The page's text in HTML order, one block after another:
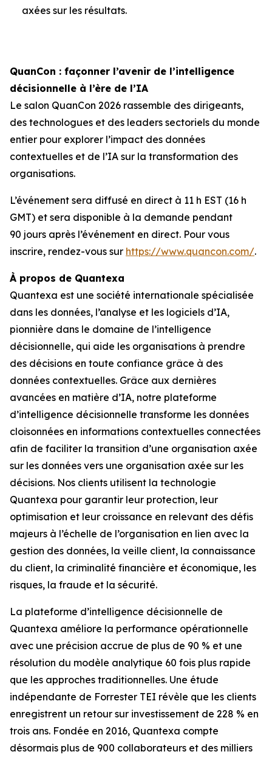
axées sur les résultats.
QuanCon : façonner l’avenir de l’intelligence
décisionnelle à l’ère de l’IA
Le salon QuanCon 2026 rassemble des dirigeants,
des technologues et des leaders sectoriels du monde
entier pour explorer l’impact des données
contextuelles et de l’IA sur la transformation des
organisations.
L’événement sera diffusé en direct à 11 h EST (16 h
GMT) et sera disponible à la demande pendant
90 jours après l’événement en direct. Pour vous
inscrire, rendez-vous sur https://www.quancon.com/.
À propos de Quantexa
Quantexa est une société internationale spécialisée
dans les données, l’analyse et les logiciels d’IA,
pionnière dans le domaine de l’intelligence
décisionnelle, qui aide les organisations à prendre
des décisions en toute confiance grâce à des
données contextuelles. Grâce aux dernières
avancées en matière d’IA, notre plateforme
d’intelligence décisionnelle transforme les données
cloisonnées en informations contextuelles connectées
afin de faciliter la transition d’une organisation axée
sur les données vers une organisation axée sur les
décisions. Nos clients utilisent la technologie
Quantexa pour garantir leur protection, leur
optimisation et leur croissance en relevant des défis
majeurs à l’échelle de l’organisation en lien avec la
gestion des données, la veille client, la connaissance
du client, la criminalité financière et économique, les
risques, la fraude et la sécurité.
La plateforme d’intelligence décisionnelle de
Quantexa améliore la performance opérationnelle
avec une précision accrue de plus de 90 % et une
résolution du modèle analytique 60 fois plus rapide
que les approches traditionnelles. Une étude
indépendante de Forrester TEI révèle que les clients
enregistrent un retour sur investissement de 228 % en
trois ans. Fondée en 2016, Quantexa compte
désormais plus de 900 collaborateurs et des milliers